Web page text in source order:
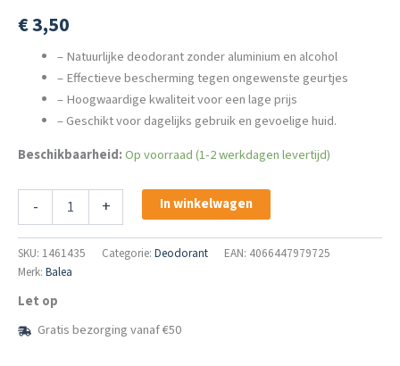
€3,50
– Natuurlijke deodorant zonder aluminium en alcohol
– Effectieve bescherming tegen ongewenste geurtjes
– Hoogwaardige kwaliteit voor een lage prijs
– Geschikt voor dagelijks gebruik en gevoelige huid.
Beschikbaarheid:Op voorraad (1-2 werkdagen levertijd)
-
Deodorantcrème
Zuiveringszout
50
aantal
+ In winkelwagen
SKU: 1461435 Categorie: Deodorant
EAN: 4066447979725
Merk: Balea
Let op
Gratis bezorging vanaf €50